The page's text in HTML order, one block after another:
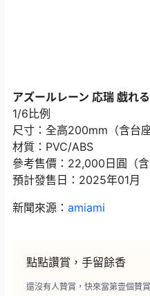
アズールレーン 応瑞 戯れ
1/6比例
尺寸：全高200mm（含台座
材質：PVC/ABS
參考售價：22,000日圓（含
預計發售日：2025年01月
新聞來源： amiami
點點讚賞，手留餘香
還沒有人贊賞，快來當第壹個贊